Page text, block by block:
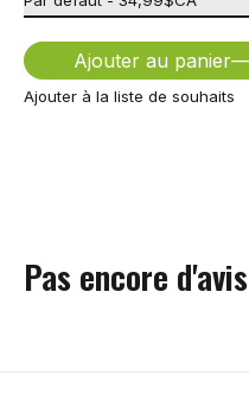
Ajouter au panier
Ajouter à la liste de souhaits
Pas encore d'avis